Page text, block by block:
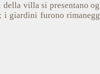
della villa si presentano
i giardini furono